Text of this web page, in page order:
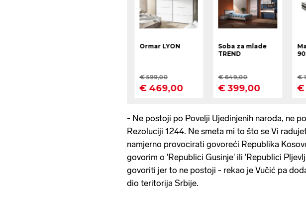
- Ne postoji po Povelji Ujedinjenih naroda, ne
Rezoluciji 1244. Ne smeta mi to što se Vi
namjerno provocirati govoreći Republika
govorim o 'Republici Gusinje' ili 'Republici
govoriti jer to ne postoji - rekao je Vučić pa
dio teritorija Srbije.